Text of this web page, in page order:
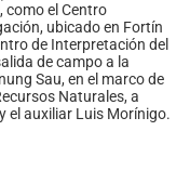
como el Centro
ubicado en Fortín
de Interpretación del
de campo a la
Sau, en el marco de
Naturales, a
el auxiliar Luis Morínigo.